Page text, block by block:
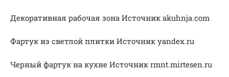
Декоративная рабочая зона Источник akuhnja.com
Фартук из светлой плитки Источник yandex.ru
Черный фартук на кухне Источник rmnt.mirtesen.ru